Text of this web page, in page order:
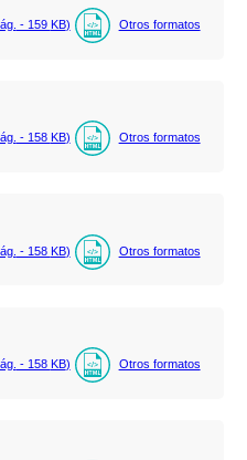
- 159 KB) Otros formatos
- 158 KB) Otros formatos
- 158 KB) Otros formatos
- 158 KB) Otros formatos